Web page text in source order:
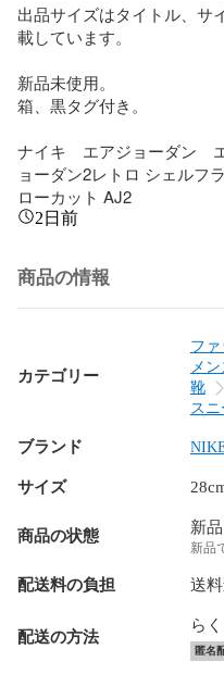
出品サイズはタイトル、サ
載しています。
新品未使用。
箱、黒タグ付き。
ナイキ　エアジョーダン　
ョーダン2レトロ シェルフ
ローカット AJ2
2日前
商品の情報
カテゴリー
フ
メ
靴
ス
ブランド
サイズ
商品の状態 新
新品
配送料の負担 送
配送の方法
ら
匿名